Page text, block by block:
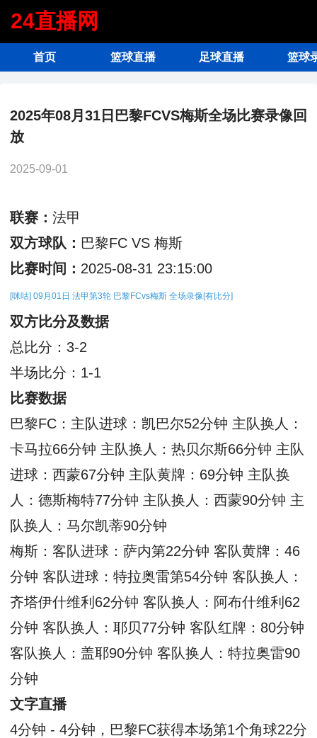
24直播网
首页 篮球直播 足球直播 篮球
2025年08月31日巴黎FCVS梅斯全场比赛录像回
放
2025-09-01
联赛： 法甲
双方球队： 巴黎FC VS 梅斯
比赛时间： 2025-08-31 23:15:00
[咪咕] 09月01日 法甲第3轮 巴黎FCvs梅斯 全场录像[有比分]
双方比分及数据
总比分：3-2
半场比分：1-1
比赛数据
巴黎FC：主队进球：凯巴尔52分钟 主队换人：
卡马拉66分钟 主队换人：热贝尔斯66分钟 主队
进球：西蒙67分钟 主队黄牌：69分钟 主队换
人：德斯梅特77分钟 主队换人：西蒙90分钟 主
队换人：马尔凯蒂90分钟
梅斯：客队进球：萨内第22分钟 客队黄牌：46
分钟 客队进球：特拉奥雷第54分钟 客队换人：
齐塔伊什维利62分钟 客队换人：阿布什维利62
分钟 客队换人：耶贝77分钟 客队红牌：80分钟
客队换人：盖耶90分钟 客队换人：特拉奥雷90
分钟
文字直播
4分钟 - 4分钟，巴黎FC获得本场第1个角球22分